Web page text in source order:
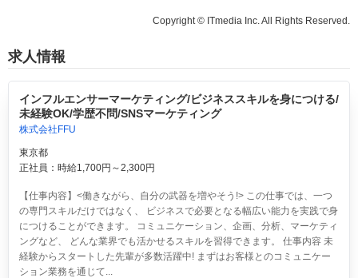
Copyright © ITmedia Inc. All Rights Reserved.
求人情報
インフルエンサーマーケティング/ビジネススキルを身につける/
未経験OK/学歴不問/SNSマーケティング
株式会社FFU
東京都
正社員：時給1,700円～2,300円
【仕事内容】<働きながら、自分の武器を増やそう!> この仕事では、一つ
の専門スキルだけではなく、 ビジネスで必要となる幅広い能力を実践で身
につけることができます。 コミュニケーション、企画、分析、マーケティ
ングなど、 どんな業界でも活かせるスキルを習得できます。 仕事内容 未
経験からスタートした先輩が多数活躍中! まずはお客様とのコミュニケー
ション業務を通じて...